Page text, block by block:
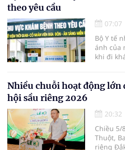
theo yêu cầu
07:07
Bộ Y tế
ánh của
khi đi
bệnh,
nhưng
phần
Nhiều chuỗi hoạt động lớn
hội sầu riêng 2026
20:32
Chiều 5/
Thuột,
riêng